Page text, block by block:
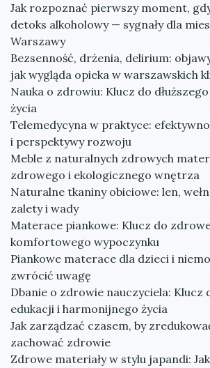
Jak rozpoznać pierwszy moment,
detoks alkoholowy — sygnały dla
Warszawy
Bezsenność, drżenia, delirium:
jak wygląda opieka w warszawskich
Nauka o zdrowiu: Klucz do
życia
Telemedycyna w praktyce:
i perspektywy rozwoju
Meble z naturalnych zdrowych
zdrowego i ekologicznego wnętrza
Naturalne tkaniny obiciowe: len,
zalety i wady
Materace piankowe: Klucz do
komfortowego wypoczynku
Piankowe materace dla dzieci i
zwrócić uwagę
Dbanie o zdrowie nauczyciela: Klucz
edukacji i harmonijnego życia
Jak zarządzać czasem, by
zachować zdrowie
Zdrowe materiały w stylu japandi: